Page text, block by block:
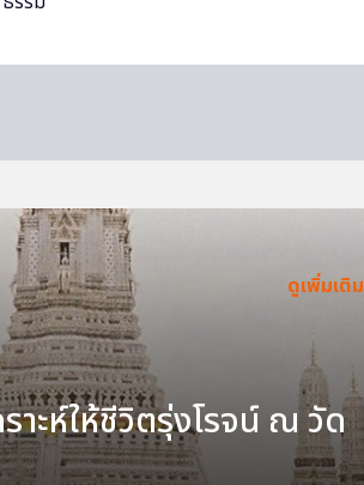
ดูเพิ่มเติม
ราะห์ให้ชีวิตรุ่งโรจน์ ณ วัด